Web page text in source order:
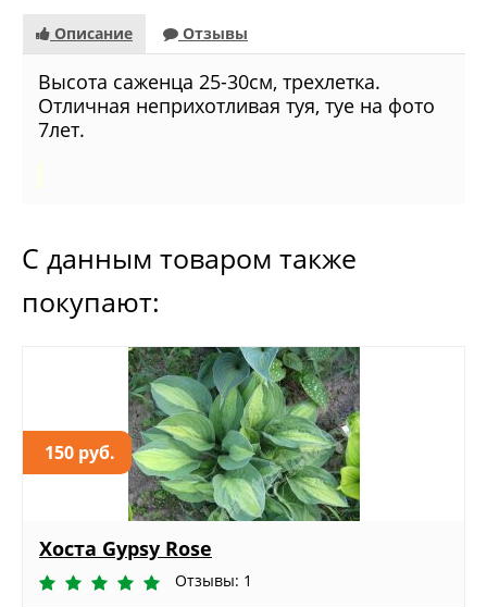
Описание Отзывы
Высота саженца 25-30см, трехлетка.
Отличная неприхотливая туя, туе на фото
7лет.
С данным товаром также
покупают:
150 руб.
Хоста Gypsy Rose
Отзывы: 1